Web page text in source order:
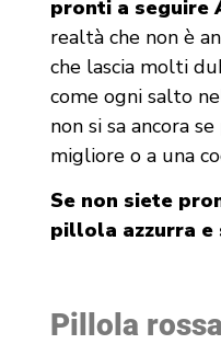
pronti a seguire
realtà che non è
che lascia molti
come ogni salto
non si sa ancora
migliore o a una
Se non siete
pillola azzurra e
Pillola rossa